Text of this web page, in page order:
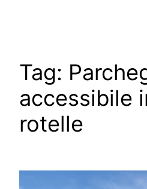
Tag:
accessibile
rotelle